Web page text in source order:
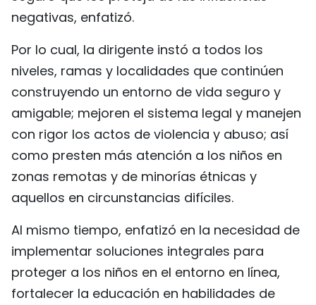
negativas, enfatizó.
Por lo cual, la dirigente instó a todos los
niveles, ramas y localidades que continúen
construyendo un entorno de vida seguro y
amigable; mejoren el sistema legal y manejen
con rigor los actos de violencia y abuso; así
como presten más atención a los niños en
zonas remotas y de minorías étnicas y
aquellos en circunstancias difíciles.
Al mismo tiempo, enfatizó en la necesidad de
implementar soluciones integrales para
proteger a los niños en el entorno en línea,
fortalecer la educación en habilidades de